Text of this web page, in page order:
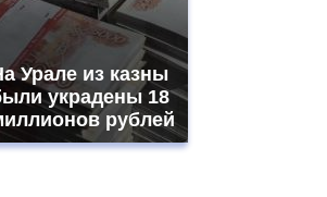
Урале из казны
украдены 18
рублей